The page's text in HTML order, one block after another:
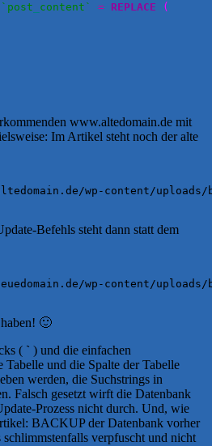
`post content` = REPLACE
(
www.altedomain.de mit
Im Artikel steht noch der alte
wp-content/
Befehls steht dann statt dem
wp-content/
🙂
( ` ) und die einfachen
Tabelle und die Spalte der Tabelle
werden, die Suchstrings in
Falsch gesetzt wirft die Datenbank
Prozess nicht durch. Und, wie
BACKUP der Datenbank vorher
schlimmstenfalls verpfuscht und nicht